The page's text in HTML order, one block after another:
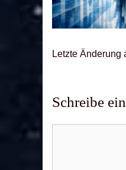
Letz­te Ände­rung
Schreibe